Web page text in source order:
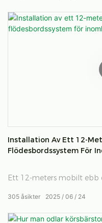
Installation Av Ett 12-
Flödesbordssystem För
Ett 12-meters mobilt ebb
2025 06 24
305 åsikter